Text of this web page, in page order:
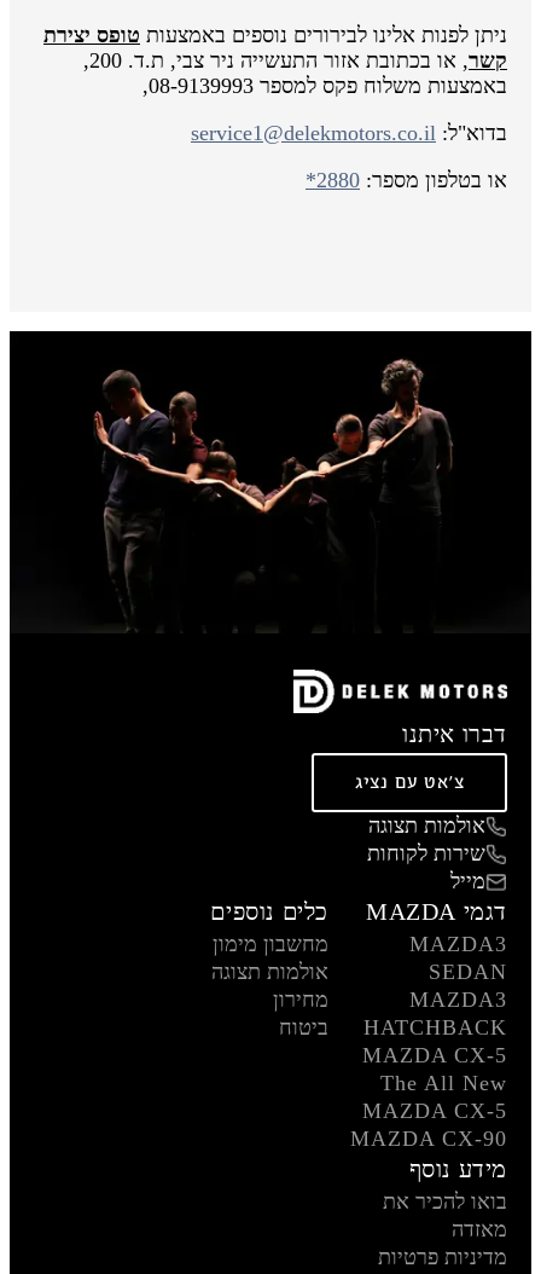
ניתן לפנות אלינו לבירורים נוספים באמצעות טופס יצירת
קשר
, או בכתובת אזור התעשייה ניר צבי, ת.ד. 200,
באמצעות משלוח פקס למספר 08-9139993,
בדוא"ל:service1@delekmotors.co.il
או בטלפון מספר: *2880
דברו איתנו
צ'אט עם נציג
אולמות תצוגה
שירות לקוחות
מייל
דגמי MAZDA
MAZDA3
SEDAN
MAZDA3
HATCHBACK
MAZDA CX-5
The All New
MAZDA CX-5
MAZDA CX-90
כלים נוספים
מחשבון מימון
אולמות תצוגה
מחירון
ביטוח
מידע נוסף
בואו להכיר את
מאזדה
מדיניות פרטיות